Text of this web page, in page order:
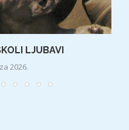
LJUBAVI
2026.